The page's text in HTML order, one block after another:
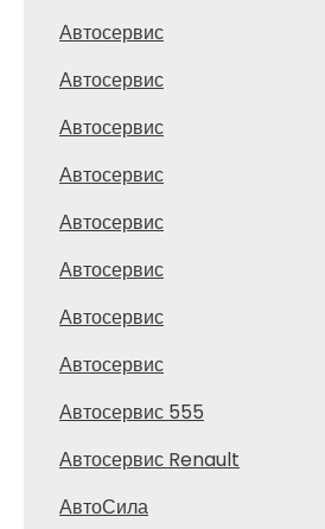
Автосервис
Автосервис
Автосервис
Автосервис
Автосервис
Автосервис
Автосервис
Автосервис
Автосервис 555
Автосервис Renault
АвтоСила